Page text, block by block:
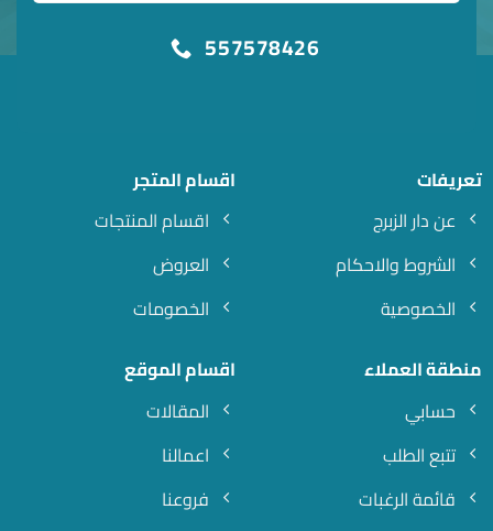
557578426
تعريفات
عن دار الزبرج
الشروط والاحكام
الخصوصية
اقسام المتجر
اقسام المنتجات
العروض
الخصومات
منطقة العملاء
حسابي
تتبع الطلب
قائمة الرغبات
اقسام الموقع
المقالات
اعمالنا
فروعنا